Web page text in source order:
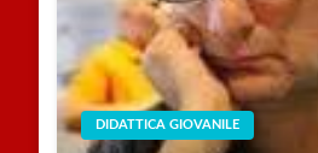
DIDATTICA GIOVANILE